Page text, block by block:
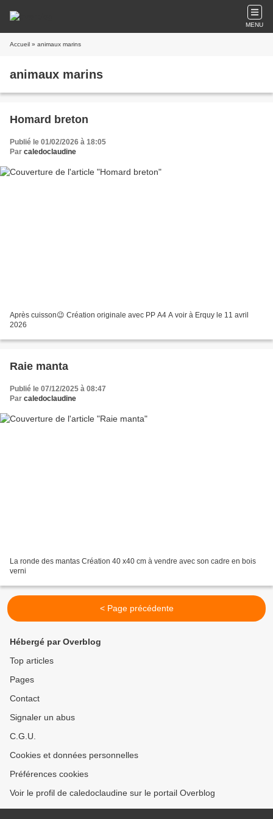
MENU
Accueil » animaux marins
animaux marins
Homard breton
Publié le 01/02/2026 à 18:05
Par caledoclaudine
Après cuisson😉 Création originale avec PP A4 A voir à Erquy le 11 avril
2026
Raie manta
Publié le 07/12/2025 à 08:47
Par caledoclaudine
La ronde des mantas Création 40 x40 cm à vendre avec son cadre en bois
verni
< Page précédente
Hébergé par Overblog
Top articles
Pages
Contact
Signaler un abus
C.G.U.
Cookies et données personnelles
Préférences cookies
Voir le profil de caledoclaudine sur le portail Overblog